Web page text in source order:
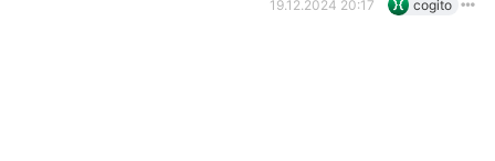
19.12.2024 20:17 cogito